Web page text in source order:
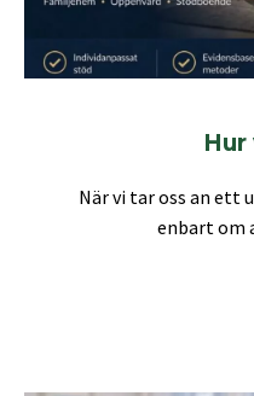
När vi tar oss an ett
enbart om